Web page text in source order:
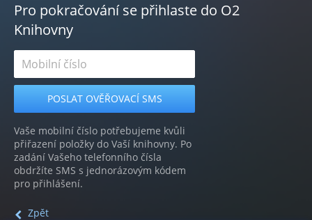
Pro pokračování se přihlaste do O2
Knihovny
Vaše mobilní číslo potřebujeme kvůli
přiřazení položky do Vaší knihovny. Po
zadání Vašeho telefonního čísla
obdržíte SMS s jednorázovým kódem
pro přihlášení.
Zpět